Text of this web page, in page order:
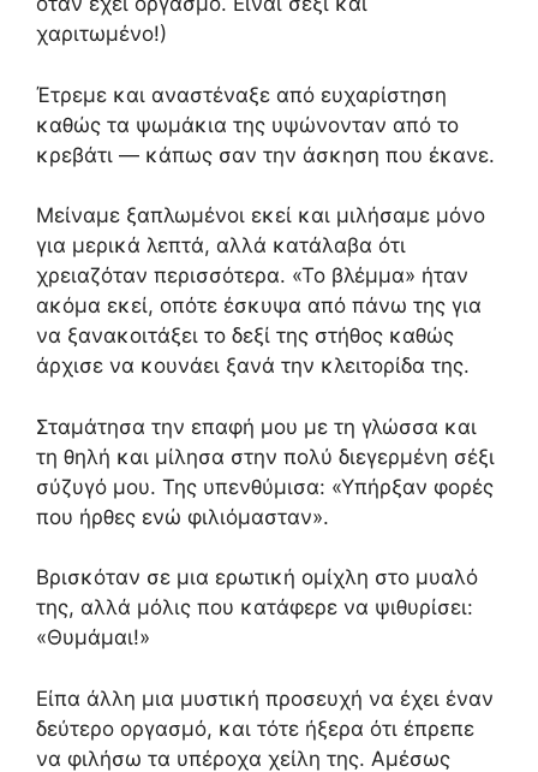
χαριτωμένο!)
Έτρεμε και αναστέναξε από ευχαρίστηση
καθώς τα ψωμάκια της υψώνονταν από το
κρεβάτι — κάπως σαν την άσκηση που έκανε.
Μείναμε ξαπλωμένοι εκεί και μιλήσαμε μόνο
για μερικά λεπτά, αλλά κατάλαβα ότι
χρειαζόταν περισσότερα. «Το βλέμμα» ήταν
ακόμα εκεί, οπότε έσκυψα από πάνω της για
να ξανακοιτάξει το δεξί της στήθος καθώς
άρχισε να κουνάει ξανά την κλειτορίδα της.
Σταμάτησα την επαφή μου με τη γλώσσα και
τη θηλή και μίλησα στην πολύ διεγερμένη σέξι
σύζυγό μου. Της υπενθύμισα: «Υπήρξαν φορές
που ήρθες ενώ φιλιόμασταν».
Βρισκόταν σε μια ερωτική ομίχλη στο μυαλό
της, αλλά μόλις που κατάφερε να ψιθυρίσει:
«Θυμάμαι!»
Είπα άλλη μια μυστική προσευχή να έχει έναν
δεύτερο οργασμό, και τότε ήξερα ότι έπρεπε
να φιλήσω τα υπέροχα χείλη της. Αμέσως